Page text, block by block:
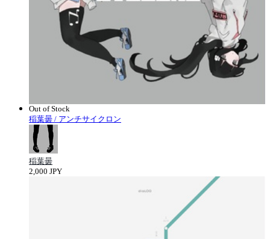
Out of Stock
稲葉曇 / アンチサイクロン
稲葉曇
2,000 JPY